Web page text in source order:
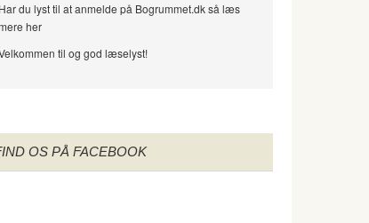
Har du lyst til at anmelde på Bogrummet.dk så læs
her
til og god læselyst!
OS PÅ FACEBOOK